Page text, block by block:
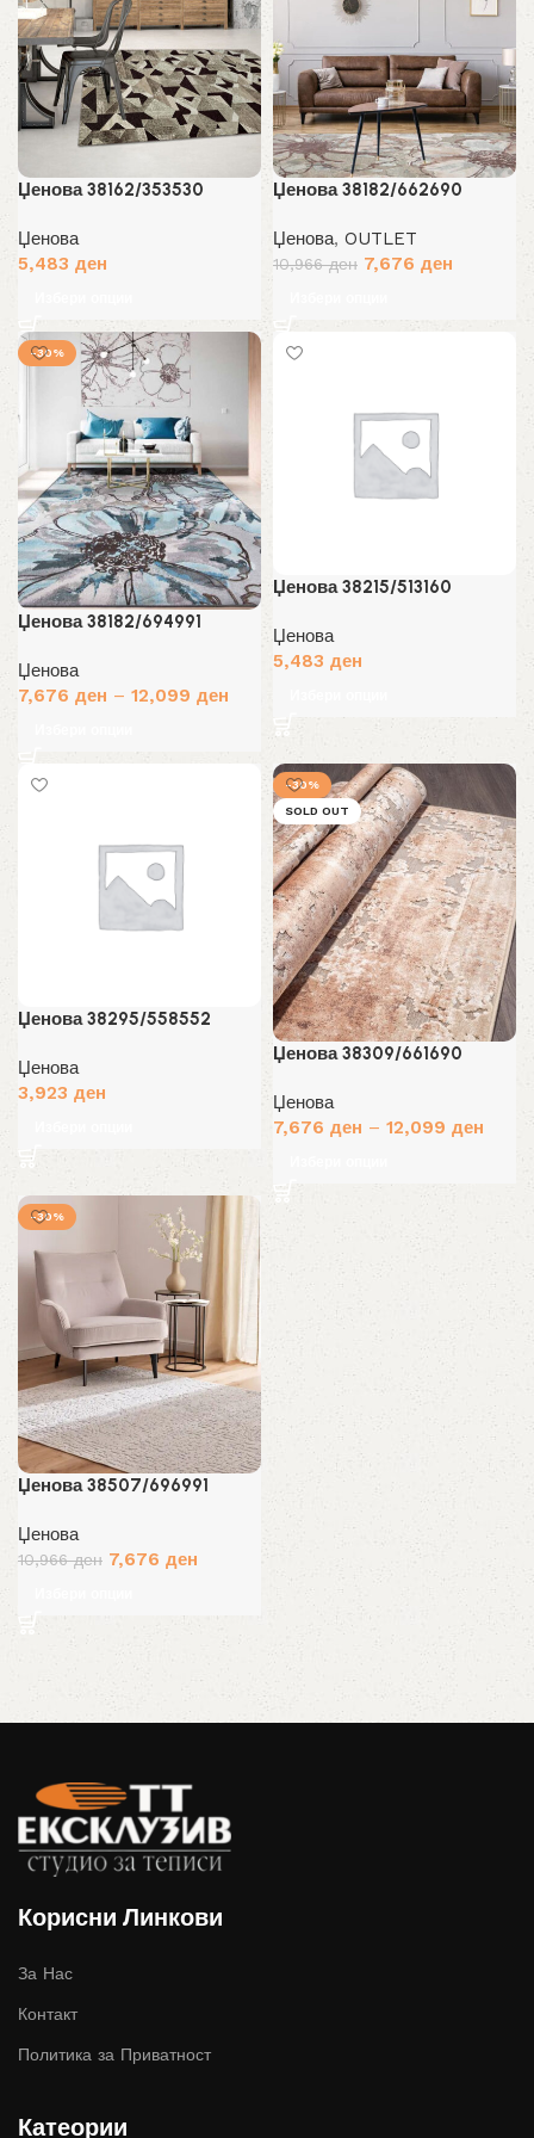
Џенова 38162/353530
Џенова
5,483 ден
Џенова 38182/662690
Џенова, OUTLET
10,966ден Original
10,966 ден.
7,676 ден
7,676
-30%
Џенова 38182/694991
Џенова
7,676 ден – 12,099 ден
Џенова 38215/513160
Џенова
5,483 ден
Џенова 38295/558552
Џенова
3,923 ден
-30%
SOLD OUT
Џенова 38309/661690
Џенова
7,676 ден – 12,099 ден
-30%
Џенова 38507/696991
Џенова
10,966ден Original
10,966 ден.
7,676 ден
Корисни Линкови
За Нас
Контакт
Политика за Приватност
Катеории